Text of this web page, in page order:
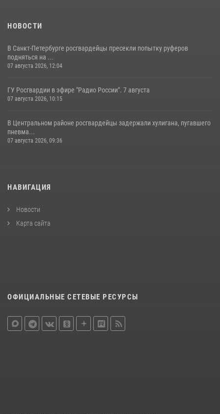
НОВОСТИ
В Санкт-Петербурге росгвардейцы пресекли попытку руферов
подняться на ...
07 августа 2026, 12:04
ГУ Росгвардии в эфире "Радио России". 7 августа
07 августа 2026, 10:15
В Центральном районе росгвардейцы задержали хулигана, пугавшего
пневма...
07 августа 2026, 09:36
НАВИГАЦИЯ
Новости
Карта сайта
ОФИЦИАЛЬНЫЕ СЕТЕВЫЕ РЕСУРСЫ